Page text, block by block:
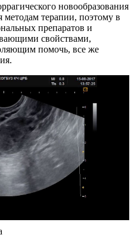
новообразования
методам терапии, поэтому в
препаратов и
свойствами,
помочь, все же